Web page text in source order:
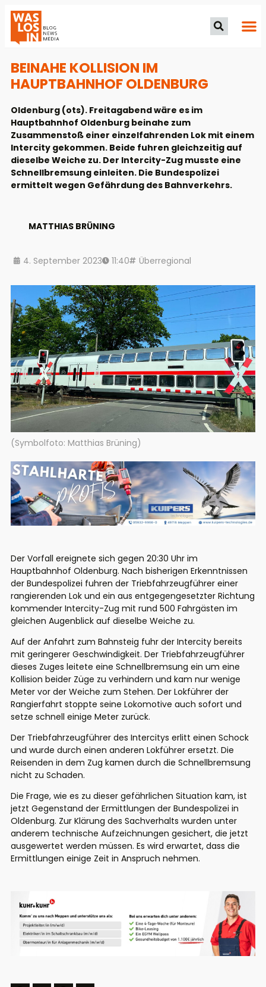
BEINAHE KOLLISION IM
HAUPTBAHNHOF OLDENBURG
Oldenburg (ots). Freitagabend wäre es im
Hauptbahnhof Oldenburg beinahe zum
Zusammenstoß einer einzelfahrenden Lok mit einem
Intercity gekommen. Beide fuhren gleichzeitig auf
dieselbe Weiche zu. Der Intercity-Zug musste eine
Schnellbremsung einleiten. Die Bundespolizei
ermittelt wegen Gefährdung des Bahnverkehrs.
MATTHIAS BRÜNING
4. September 2023 11:40 Überregional
(Symbolfoto: Matthias Brüning)
Der Vorfall ereignete sich gegen 20:30 Uhr im
Hauptbahnhof Oldenburg. Nach bisherigen Erkenntnissen
der Bundespolizei fuhren der Triebfahrzeugführer einer
rangierenden Lok und ein aus entgegengesetzter Richtung
kommender Intercity-Zug mit rund 500 Fahrgästen im
gleichen Augenblick auf dieselbe Weiche zu.
Auf der Anfahrt zum Bahnsteig fuhr der Intercity bereits
mit geringerer Geschwindigkeit. Der Triebfahrzeugführer
dieses Zuges leitete eine Schnellbremsung ein um eine
Kollision beider Züge zu verhindern und kam nur wenige
Meter vor der Weiche zum Stehen. Der Lokführer der
Rangierfahrt stoppte seine Lokomotive auch sofort und
setze schnell einige Meter zurück.
Der Triebfahrzeugführer des Intercitys erlitt einen Schock
und wurde durch einen anderen Lokführer ersetzt. Die
Reisenden in dem Zug kamen durch die Schnellbremsung
nicht zu Schaden.
Die Frage, wie es zu dieser gefährlichen Situation kam, ist
jetzt Gegenstand der Ermittlungen der Bundespolizei in
Oldenburg. Zur Klärung des Sachverhalts wurden unter
anderem technische Aufzeichnungen gesichert, die jetzt
ausgewertet werden müssen. Es wird erwartet, dass die
Ermittlungen einige Zeit in Anspruch nehmen.